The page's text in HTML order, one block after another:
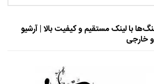
با لینک مستقیم و کیفیت بالا | آرشیو
خارجی